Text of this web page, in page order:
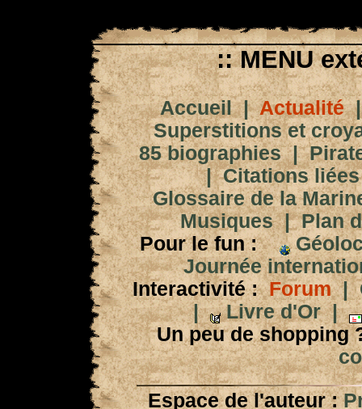
:: MENU
Accueil|Actualité
Superstitions et
85 biographies|
|Citations
Glossaire de la
Musiques|Plan
Pour le fun :
Journée
Interactivité : Forum|
|
Livre d'Or|
Un peu de shopping
Espace de l'auteur :